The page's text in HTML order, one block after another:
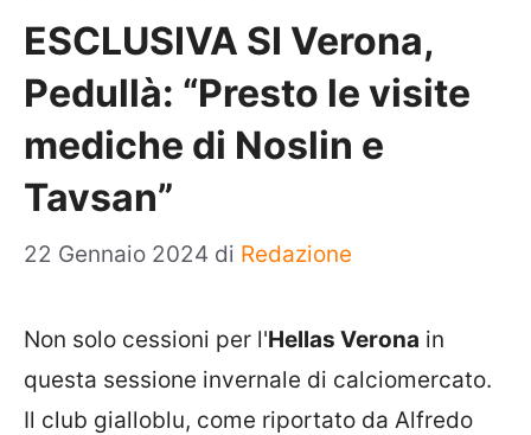
ESCLUSIVA SI Verona,
Pedullà: “Presto le visite
mediche di Noslin e
Tavsan”
22 Gennaio 2024 di Redazione
Non solo cessioni per l'Hellas Verona in
questa sessione invernale di calciomercato.
Il club gialloblu, come riportato da Alfredo